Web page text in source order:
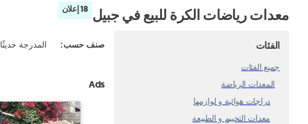
معدات رياضات الكرة للبيع في جبيل 18 إعلان
الفئات
جميع الفئات
المعدات الرياضة
دراجات هوائية و لوازمها
معدات التخييم و الطبيعة
صنف حسب: المدرجة حديثًا
Ads